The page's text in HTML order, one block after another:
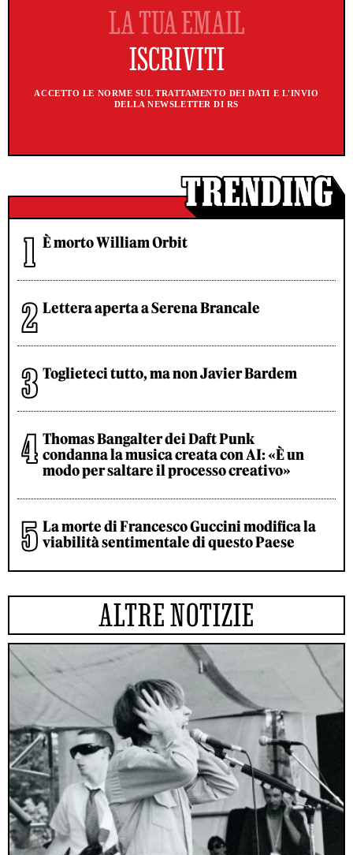
ACCETTO LE NORME SUL TRATTAMENTO DEI DATI E L'INVIO
DELLA NEWSLETTER DI RS
È morto William Orbit
Lettera aperta a Serena Brancale
Toglieteci tutto, ma non Javier Bardem
Thomas Bangalter dei Daft Punk
condanna la musica creata con AI: «È un
modo per saltare il processo creativo»
La morte di Francesco Guccini modifica la
viabilità sentimentale di questo Paese
ALTRE NOTIZIE